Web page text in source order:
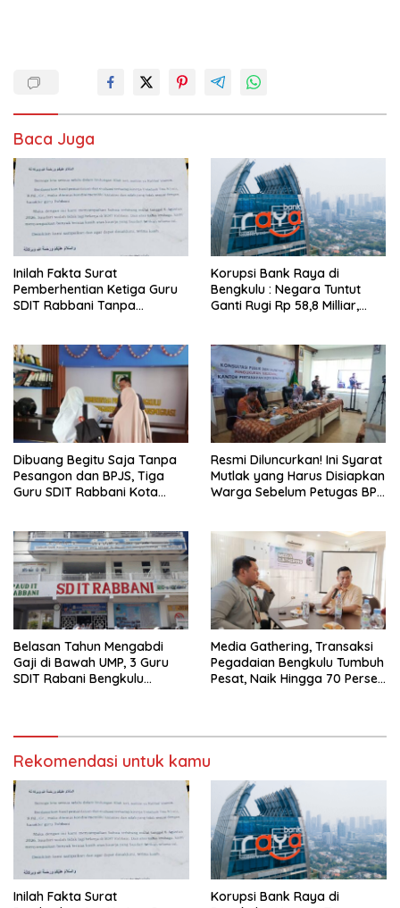
Baca Juga
Inilah Fakta Surat
Pemberhentian Ketiga Guru
SDIT Rabbani Tanpa
Korupsi Bank Raya di
Bengkulu : Negara Tuntut
Ganti Rugi Rp 58,8 Milliar,
Dibuang Begitu Saja Tanpa
Pesangon dan BPJS, Tiga
Guru SDIT Rabbani Kota
Resmi Diluncurkan! Ini Syarat
Mutlak yang Harus Disiapkan
Warga Sebelum Petugas BPN
Belasan Tahun Mengabdi
Gaji di Bawah UMP, 3 Guru
SDIT Rabani Bengkulu
Media Gathering, Transaksi
Pegadaian Bengkulu Tumbuh
Pesat, Naik Hingga 70 Persen
Rekomendasi untuk kamu
Inilah Fakta Surat
Korupsi Bank Raya di